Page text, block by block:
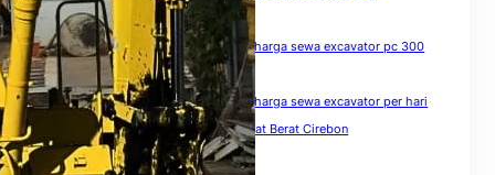
harga sewa excavator pc 200 per hari
harga sewa excavator pc 200 per jam
harga sewa excavator pc 300
harga sewa excavator pc 300 per jam
harga sewa excavator pc 400 per jam
harga sewa excavator per hari
harga sewa excavator per jam
Sewa Alat Berat Cirebon
Sewa Excavator